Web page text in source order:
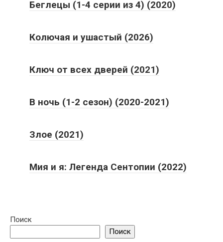
Беглецы (1-4 серии из 4) (2020)
Колючая и ушастый (2026)
Ключ от всех дверей (2021)
В ночь (1-2 сезон) (2020-2021)
Злое (2021)
Мия и я: Легенда Сентопии (2022)
Поиск
Поиск